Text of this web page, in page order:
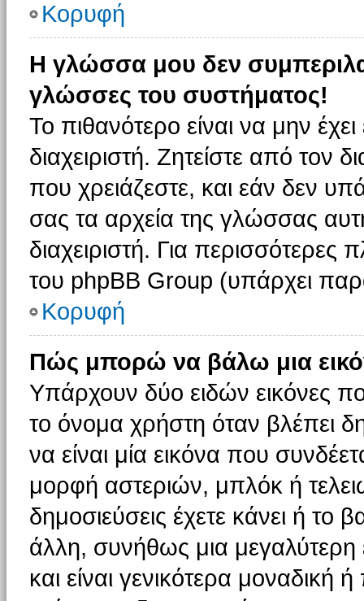
Κορυφή
Η γλώσσα μου δεν
γλώσσες του συστήματος!
Το πιθανότερο είναι να μην
διαχειριστή. Ζητείστε από τον
που χρειάζεστε, και εάν δεν
σας τα αρχεία της γλώσσας
διαχειριστή. Για περισσότερες
του phpBB Group (υπάρχει
Κορυφή
Πώς μπορώ να βάλω μια
Υπάρχουν δύο ειδών εικόνες
το όνομα χρήστη όταν βλέπει
να είναι μία εικόνα που
μορφή αστεριών, μπλόκ ή
δημοσιεύσεις έχετε κάνει ή
άλλη, συνήθως μια
και είναι γενικότερα